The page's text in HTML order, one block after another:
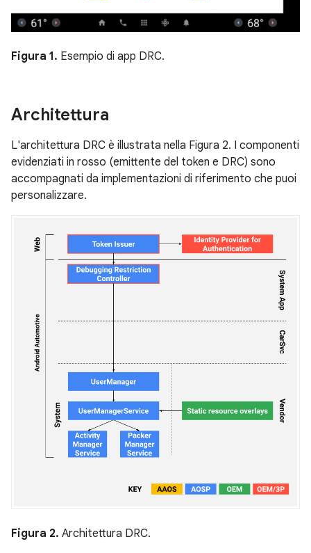
Figura 1. Esempio di app DRC.
Architettura
L'architettura DRC è illustrata nella Figura 2. I componenti
evidenziati in rosso (emittente del token e DRC) sono
accompagnati da implementazioni di riferimento che puoi
personalizzare.
Figura 2. Architettura DRC.